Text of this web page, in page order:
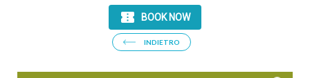
INDIETRO